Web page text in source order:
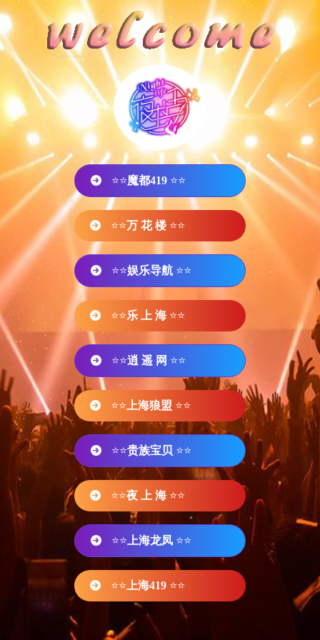
⭐⭐魔都419 ⭐⭐
⭐⭐万 花 楼 ⭐⭐
⭐⭐娱乐导航 ⭐⭐
⭐⭐乐 上 海 ⭐⭐
⭐⭐逍 遥 网 ⭐⭐
⭐⭐ 上海狼盟 ⭐⭐
⭐⭐贵族宝贝 ⭐⭐
⭐⭐夜 上 海 ⭐⭐
⭐⭐ 上海龙凤 ⭐⭐
⭐⭐ 上海419 ⭐⭐